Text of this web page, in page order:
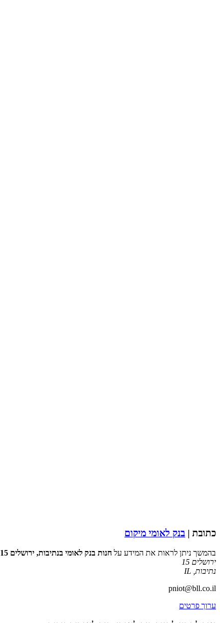
כתובת | בנק לאומי מיקום
בהמשך ניתן לראות את המידע על חנות בנק לאומי בנתיבות, ירושלים 15
ירושלים 15
נתיבות IL
pniot@bll.co.il
ערוך פרטים